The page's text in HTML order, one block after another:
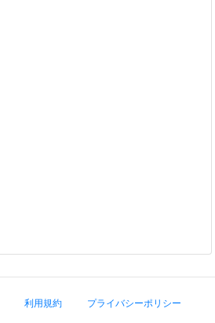
利用規約 プライバシーポリシー